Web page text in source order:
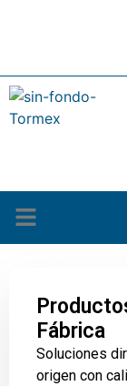
Fábrica
Soluciones
origen con